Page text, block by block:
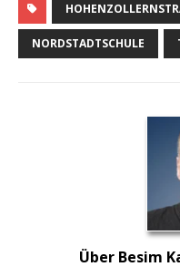
NORDSTADTSCHULE
Über Besim